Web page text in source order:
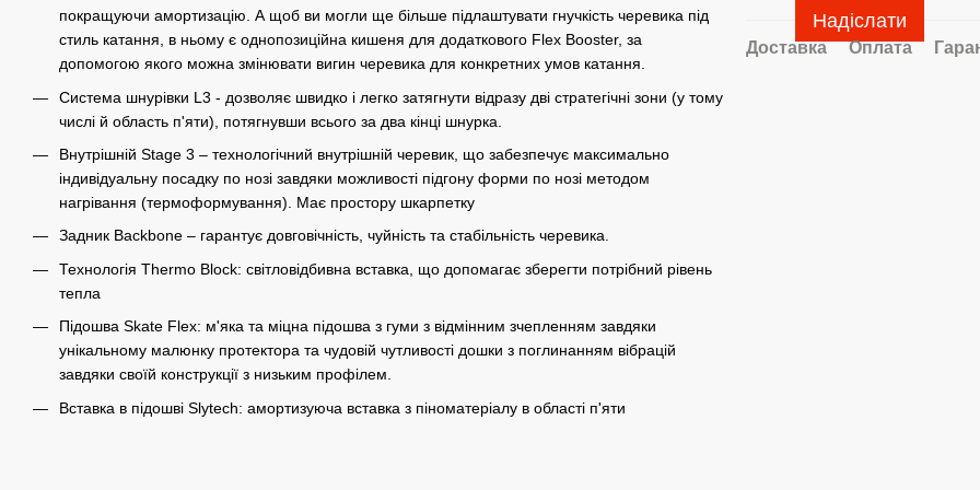
покращуючи амортизацію. А щоб ви могли ще більше підлаштувати гнучкість черевика під
стиль катання, в ньому є однопозиційна кишеня для додаткового Flex Booster, за
допомогою якого можна змінювати вигин черевика для конкретних умов катання.
Система шнурівки L3 - дозволяє швидко і легко затягнути відразу дві стратегічні зони (у тому
числі й область п'яти), потягнувши всього за два кінці шнурка.
Внутрішній Stage 3 – технологічний внутрішній черевик, що забезпечує максимально
індивідуальну посадку по нозі завдяки можливості підгону форми по нозі методом
нагрівання (термоформування). Має простору шкарпетку
Задник Backbone – гарантує довговічність, чуйність та стабільність черевика.
Технологія Thermo Block: світловідбивна вставка, що допомагає зберегти потрібний рівень
тепла
Підошва Skate Flex: м'яка та міцна підошва з гуми з відмінним зчепленням завдяки
унікальному малюнку протектора та чудовій чутливості дошки з поглинанням вібрацій
завдяки своїй конструкції з низьким профілем.
Вставка в підошві Slytech: амортизуюча вставка з піноматеріалу в області п'яти
Надіслати
Доставка Оплата